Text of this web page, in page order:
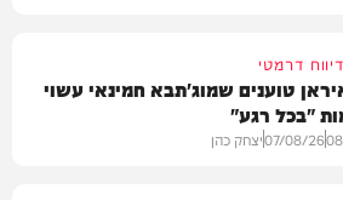
דיווח דרמטי
טוענים שמוג'תבא חמינאי עשוי
"בכל רגע"
07/08/26יצחק כהן